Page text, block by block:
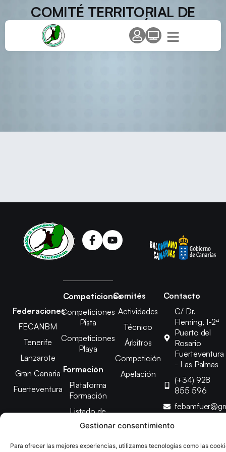
Gestionar consentimiento
Para ofrecer las mejores experiencias, utilizamos tecnologías como las
COMITÉ TERRITORIAL DE
COMPETICIÓN
Federaciones
FECANBM
Tenerife
Lanzarote
Gran Canaria
Fuerteventura
Competiciones
Competiciones
Pista
Competiciones
Playa
Formación
Plataforma
Formación
Listado de
Cursos
Comités
Actividades
Técnico
Árbitros
Competición
Apelación
Contacto
C/ Dr.
Fleming, 1-2ª
Puerto del
Rosario
Fuerteventura
- Las Palmas
(+34) 928
855 596